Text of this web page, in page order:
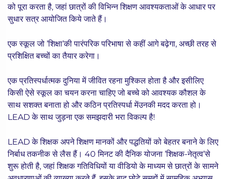
को पूरा करता है, जहां छात्रों की विभिन्न शिक्षण आवश्यकताओं के आधार पर
सुधार सत्र आयोजित किये जाते हैं।
एक स्कूल जो ’शिक्षा’की पारंपरिक परिभाषा से कहीं आगे बढ़ेगा, अच्छी तरह से
प्रशिक्षित बच्चों का तैयार करेगा।
एक प्रतिस्पर्धात्मक दुनिया में जीवित रहना मुश्किल होता है और इसीलिए
किसी ऐसे स्कूल का चयन करना चाहिए जो बच्चे को आवश्यक कौशल के
साथ सशक्त बनाता हो और कठिन प्रतिस्पर्धा मेंउनकी मदद करता हो।
LEAD के साथ जुड़ना एक समझदारी भरा विकल्प है!
LEAD के शिक्षक अपने शिक्षण मानकों और पद्धतियों को बेहतर बनाने के लिए
निर्बाध तकनीक से लैस हैं। 40 मिनट की दैनिक योजना ’शिक्षक-नेतृत्व’से
शुरू होती है, जहां शिक्षक गतिविधियों या वीडियो के माध्यम से छात्रों के सामने